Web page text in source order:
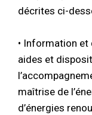
décrites ci-
• Information
aides et
maîtrise de
d’énergies